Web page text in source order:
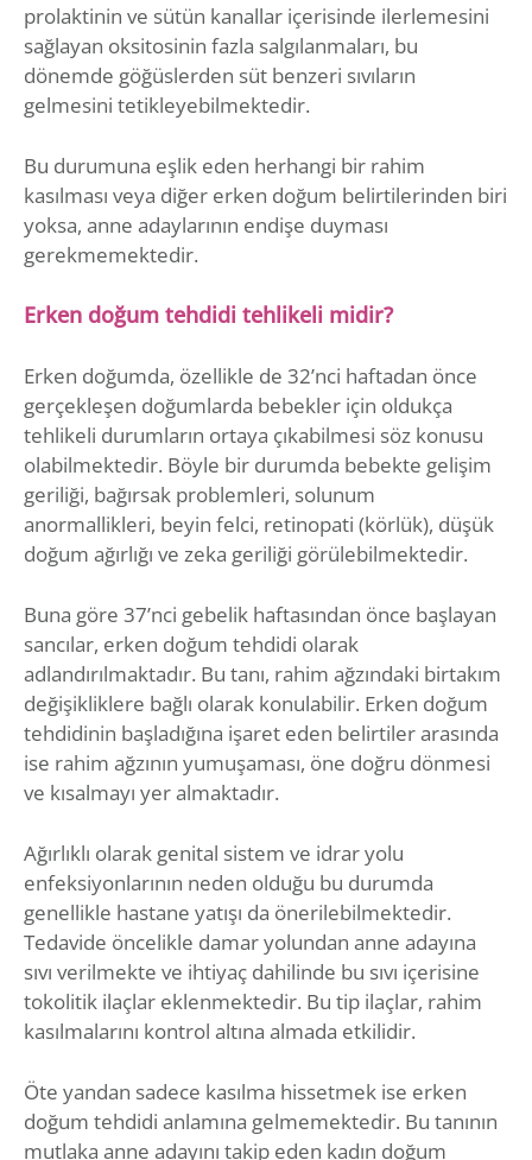
prolaktinin ve sütün kanallar içerisinde ilerlemesini
sağlayan oksitosinin fazla salgılanmaları, bu
dönemde göğüslerden süt benzeri sıvıların
gelmesini tetikleyebilmektedir.
Bu durumuna eşlik eden herhangi bir rahim
kasılması veya diğer erken doğum belirtilerinden biri
yoksa, anne adaylarının endişe duyması
gerekmemektedir.
Erken doğum tehdidi tehlikeli midir?
Erken doğumda, özellikle de 32’nci haftadan önce
gerçekleşen doğumlarda bebekler için oldukça
tehlikeli durumların ortaya çıkabilmesi söz konusu
olabilmektedir. Böyle bir durumda bebekte gelişim
geriliği, bağırsak problemleri, solunum
anormallikleri, beyin felci, retinopati (körlük), düşük
doğum ağırlığı ve zeka geriliği görülebilmektedir.
Buna göre 37’nci gebelik haftasından önce başlayan
sancılar, erken doğum tehdidi olarak
adlandırılmaktadır. Bu tanı, rahim ağzındaki birtakım
değişikliklere bağlı olarak konulabilir. Erken doğum
tehdidinin başladığına işaret eden belirtiler arasında
ise rahim ağzının yumuşaması, öne doğru dönmesi
ve kısalmayı yer almaktadır.
Ağırlıklı olarak genital sistem ve idrar yolu
enfeksiyonlarının neden olduğu bu durumda
genellikle hastane yatışı da önerilebilmektedir.
Tedavide öncelikle damar yolundan anne adayına
sıvı verilmekte ve ihtiyaç dahilinde bu sıvı içerisine
tokolitik ilaçlar eklenmektedir. Bu tip ilaçlar, rahim
kasılmalarını kontrol altına almada etkilidir.
Öte yandan sadece kasılma hissetmek ise erken
doğum tehdidi anlamına gelmemektedir. Bu tanının
mutlaka anne adayını takip eden kadın doğum